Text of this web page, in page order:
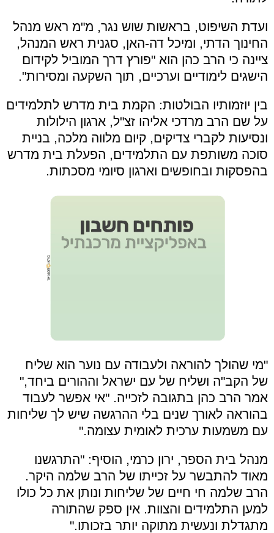
ועדת השיפוט, בראשות שוש נגר, מ"מ ראש מנהל
החינוך הדתי, ומיכל דה-האן, סגנית ראש המנהל,
ציינה כי הרב כהן הוא "פורץ דרך המוביל לקידום
הישגים לימודיים וערכיים, תוך השקעה ומסירות".
בין יוזמותיו הבולטות: הקמת בית מדרש לתלמידים
על שם הרב מרדכי אליהו זצ"ל, ארגון הילולות
ונסיעות לקברי צדיקים, קיום מלווה מלכה, בניית
סוכה משותפת עם התלמידים, הפעלת בית מדרש
בהפסקות ובחופשים וארגון סיומי מסכתות.
"מי שהולך להוראה ולעבודה עם נוער הוא שליח
של הקב"ה ושליח של עם ישראל וההורים ביחד,"
אמר הרב כהן בתגובה לזכייה. "אי אפשר לעבוד
בהוראה לאורך שנים בלי ההרגשה שיש לך שליחות
עם משמעות ערכית לאומית עצומה."
מנהל בית הספר, ירון כרמי, הוסיף: "התרגשנו
מאוד להתבשר על זכייתו של הרב שלמה היקר.
הרב שלמה חי חיים של שליחות ונותן את כל כולו
למען התלמידים והצוות. אין ספק שהתורה
מתגדלת ונעשית מתוקה יותר בזכותו."